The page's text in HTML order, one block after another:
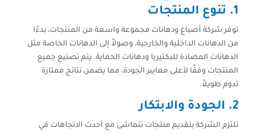
1. تنوع المنتجات
توفر شركة أصباغ ودهانات مجموعة واسعة من المنتجات، بدءًا
من الدهانات الداخلية والخارجية، وصولاً إلى الدهانات الخاصة مثل
الدهانات المضادة للبكتيريا ودهانات الحماية. يتم تصنيع جميع
المنتجات وفقًا لأعلى معايير الجودة، مما يضمن نتائج ممتازة
تدوم طويلاً.
2. الجودة والابتكار
تلتزم الشركة بتقديم منتجات تتماشى مع أحدث الاتجاهات في